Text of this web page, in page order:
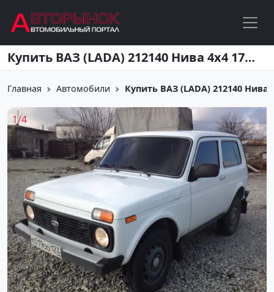
Перейти к основному содержанию Купить ВАЗ (LADA) 212140 Нива 4х4 1700 см3 МКПП (81 л.с.) Бензин инжектор в Новороссийск: цвет белый Внедорожник 2012 года по цене 335000 рублей, объявление №3129 на сайте Авторынок23
Главная Автомобили Купить ВАЗ (LADA) 212140
1/4